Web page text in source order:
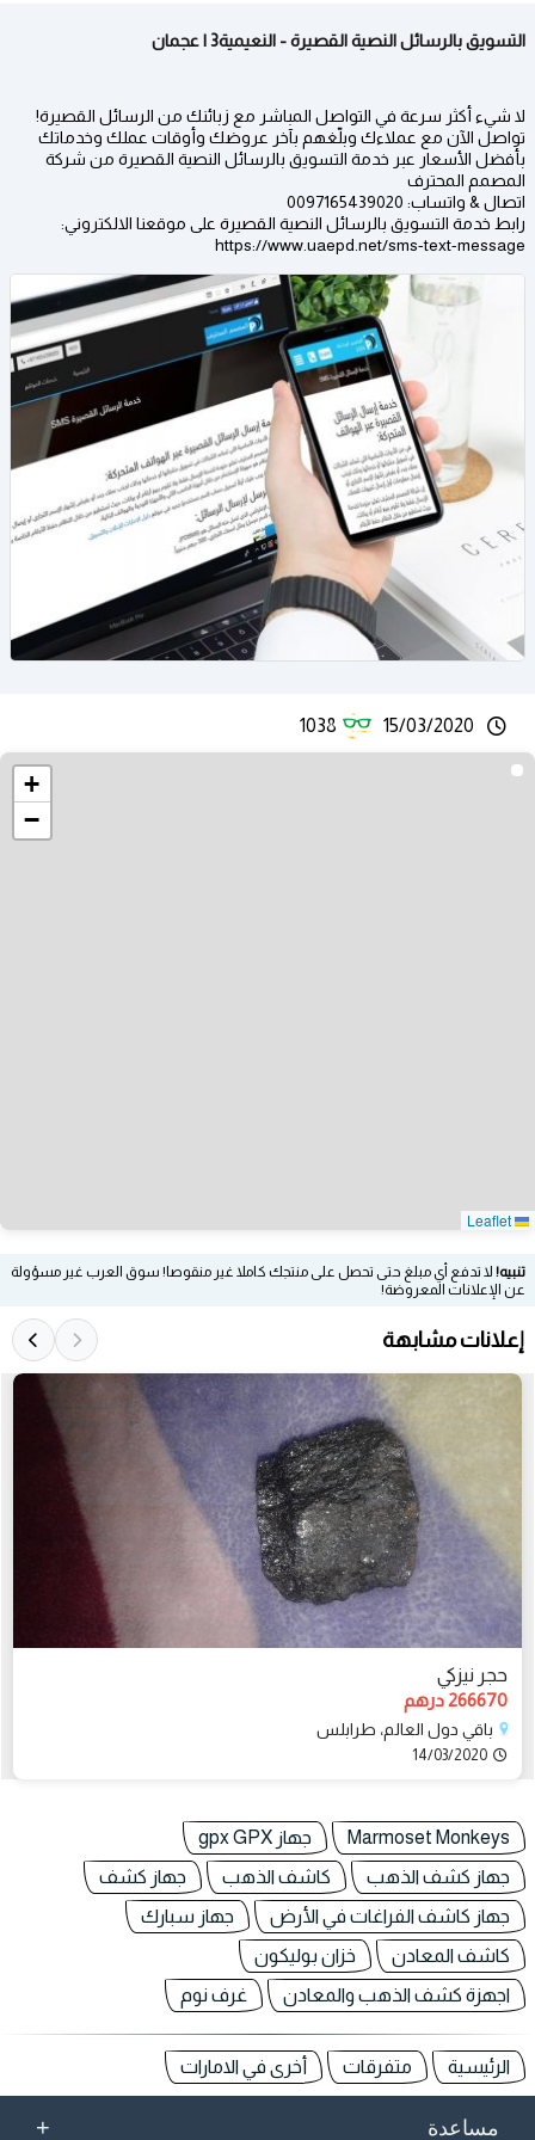
التسويق بالرسائل النصية القصيرة - النعيمية3 | عجمان
لا شيء أكثر سرعة في التواصل المباشر مع زبائنك من الرسائل القصيرة!
تواصل الآن مع عملاءك وبلّغهم بآخر عروضك وأوقات عملك وخدماتك
بأفضل الأسعار عبر خدمة التسويق بالرسائل النصية القصيرة من شركة
المصمم المحترف
اتصال & واتساب: 0097165439020
رابط خدمة التسويق بالرسائل النصية القصيرة على موقعنا الالكتروني:
https://www.uaepd.net/sms-text-message
15/03/2020
1038
+
−
تنبيه! لا تدفع أي مبلغ حتى تحصل على منتجك كاملا غير منقوصا! سوق العرب غير مسؤولة
عن الإعلانات المعروضة!
إعلانات مشابهة
حجر نيزكي
266670 درهم
باقي دول العالم، طرابلس
14/03/2020
Marmoset Monkeys
جهاز gpx GPX
جهاز كشف الذهب
كاشف الذهب
جهاز كشف
جهاز كاشف الفراغات في الأرض
جهاز سبارك
كاشف المعادن
خزان بوليكون
اجهزة كشف الذهب والمعادن
غرف نوم
الرئيسية متفرقات أخرى في الامارات
مساعدة +